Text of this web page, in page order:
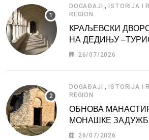
DOGAĐAJI , ISTORIJA I
REGION
КРАЉЕВСКИ
НА ДЕДИЊУ
АТРАКЦИЈА
26/07/2026
DOGAĐAJI , ISTORIJA I
REGION
ОБНОВА
МОНАШКЕ
СРБИЈЕ
26/07/2026